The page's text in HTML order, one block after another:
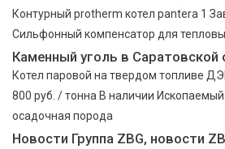
Контурный protherm котел pantera 1
Сильфонный компенсатор для
Каменный уголь в Саратовской
Котел паровой на твердом топливе
800 руб. / тонна В наличии
осадочная порода
Новости Группа ZBG, новости